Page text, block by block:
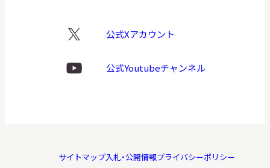
X
ゴ
公式Xアカウント
Youtube
公式Youtubeチャンネル
サイトマップ入札・公開情報プライバシーポリシー